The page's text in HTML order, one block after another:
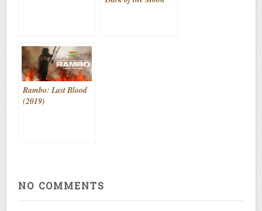
Rambo: Last Blood
(2019)
NO COMMENTS